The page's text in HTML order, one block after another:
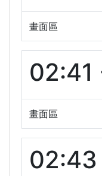
畫面區
畫面區